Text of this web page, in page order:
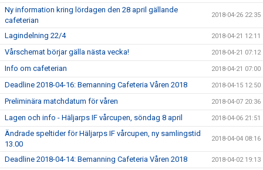
Ny information kring lördagen den 28 april gällande
cafeterian
2018-04-26 22:35
Lagindelning 22/4 2018-04-21 12:11
Vårschemat börjar gälla nästa vecka! 2018-04-21 07:12
Info om cafeterian 2018-04-21 07:00
Deadline 2018-04-16: Bemanning Cafeteria Våren 2018 2018-04-15 12:50
Preliminära matchdatum för våren 2018-04-07 20:36
Lagen och info - Häljarps IF vårcupen, söndag 8 april 2018-04-06 21:51
Ändrade speltider för Häljarps IF vårcupen, ny samlingstid
13.00
2018-04-04 08:16
Deadline 2018-04-14: Bemanning Cafeteria Våren 2018 2018-04-02 19:13